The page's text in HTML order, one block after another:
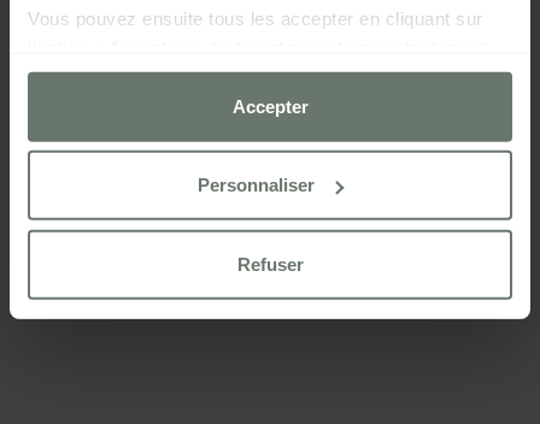
Vous pouvez ensuite tous les accepter en cliquant sur
nécessaires en cliquant sur « Refuser » ou les configurer
selon vos préférences à l'aide du bouton
« Personnaliser ».
Pour plus d'informations, veuillez consulter notre
Politique de cookies
Accepter
Personnaliser
Refuser